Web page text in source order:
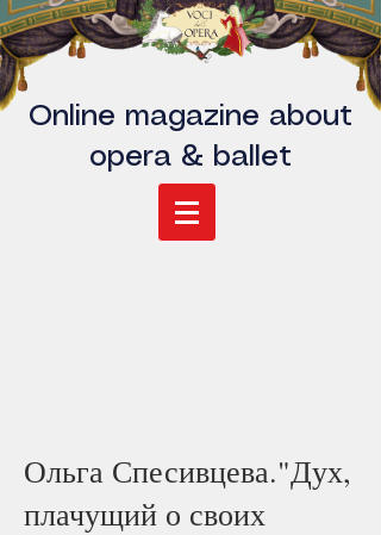
Online magazine about
opera & ballet
Ольга Спесивцева."Дух,
плачущий о своих